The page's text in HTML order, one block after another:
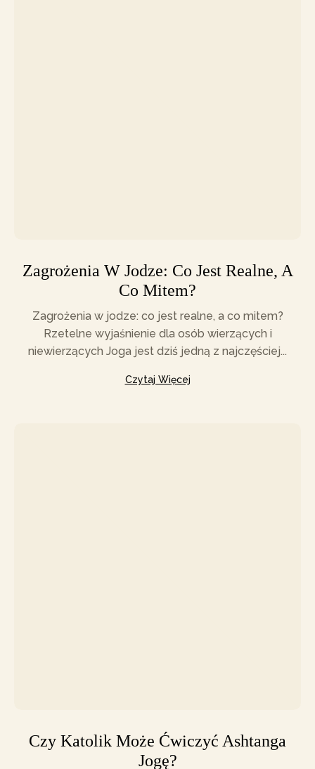
Zagrożenia W Jodze: Co Jest Realne, A
Co Mitem?
Zagrożenia w jodze: co jest realne, a co mitem?
Rzetelne wyjaśnienie dla osób wierzących i
niewierzących Joga jest dziś jedną z najczęściej...
Czytaj Więcej
Czy Katolik Może Ćwiczyć Ashtanga
Jogę?